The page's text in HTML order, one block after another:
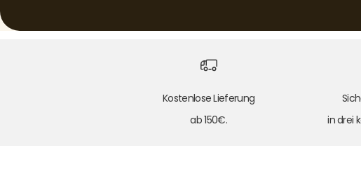
Kostenlose Lieferung
ab 150€.
in drei